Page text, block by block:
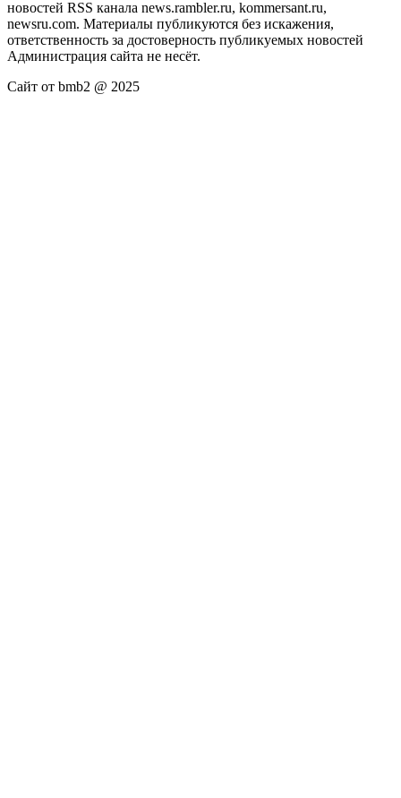
новостей RSS канала news.rambler.ru, kommersant.ru,
newsru.com. Материалы публикуются без искажения,
ответственность за достоверность публикуемых новостей
Администрация сайта не несёт.
Сайт от bmb2 @ 2025